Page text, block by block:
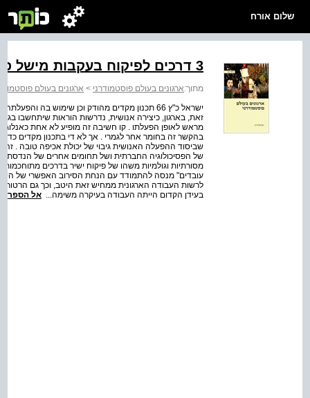
שלום אורח
3 דרכים לפיקוח בעקבות מישל פוקו
מתוך:ארגונים בעולם פוסטמודרני > ארגונים בעולם
ישראל כ"ץ 66 תכנון מקדים מהודק וכן שימוש בה
זאת, בארגון, כיצירה אנושית, נדרשות הוראות שיתחשבו
מראש לאופן הפעלתו . קו חשיבה זה מופיע לא אחת
בהקשר זה בחומר אחר לגמרי . אך לא די בתכנון מקדים כדי
שביסוד ההפעלה האנושית גיבוי של יכולת אכיפה טובה .
של הפסיכולוגיה החברתית ושל תחומים אחרים של הנדסת
מסורתיות וגולמיות משהו של פיקוח ישיר בדרכים
עובדים" מנסה להתמודד עם הנחת הסירוב האפשרי של
בעידן הקדום הייתה העבודה בעיקרה משימה... אל הספר